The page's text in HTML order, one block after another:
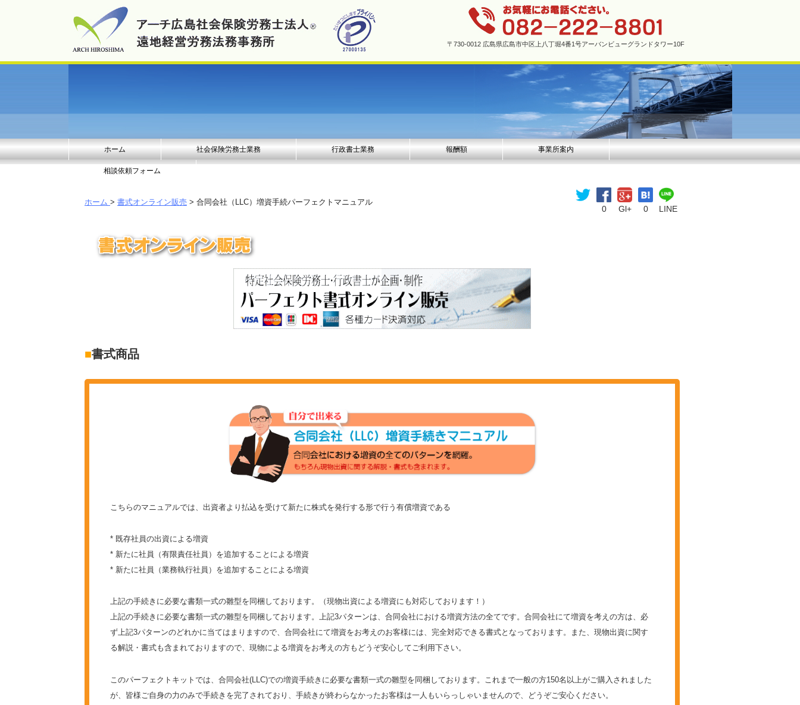
〒730-0012 広島県広島市中区上八丁堀4番1号アーバンビューグランドタワー10F
ホーム 社会保険労務士業務 行政書士業務 報酬額 事業所案内
相談依頼フォーム
ホーム > 書式オンライン販売 > 合同会社（LLC）増資手続パーフェクトマニュアル
0 Gl+ 0 LINE
■書式商品
こちらのマニュアルでは、出資者より払込を受けて新たに株式を発行する形で行う有償増資である
* 既存社員の出資による増資
* 新たに社員（有限責任社員）を追加することによる増資
* 新たに社員（業務執行社員）を追加することによる増資
上記の手続きに必要な書類一式の雛型を同梱しております。（現物出資による増資にも対応しております！）
上記の手続きに必要な書類一式の雛型を同梱しております。上記3パターンは、合同会社における増資方法の全てです。合同会社にて増資を考えの方は、必
ず上記3パターンのどれかに当てはまりますので、合同会社にて増資をお考えのお客様には、完全対応できる書式となっております。また、現物出資に関す
る解説・書式も含まれておりますので、現物による増資をお考えの方もどうぞ安心してご利用下さい。
このパーフェクトキットでは、合同会社(LLC)での増資手続きに必要な書類一式の雛型を同梱しております。これまで一般の方150名以上がご購入されました
が、皆様ご自身の力のみで手続きを完了されており、手続きが終わらなかったお客様は一人もいらっしゃいませんので、どうぞご安心ください。